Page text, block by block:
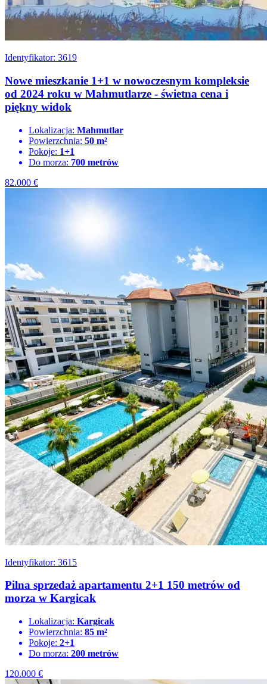
Identyfikator: 3619
Nowe mieszkanie 1+1 w nowoczesnym kompleksie
od 2024 roku w Mahmutlarze - świetna cena i
piękny widok
Lokalizacja: Mahmutlar
Powierzchnia: 50 m²
Pokoje: 1+1
Do morza: 700 metrów
82.000 €
Identyfikator: 3615
Pilna sprzedaż apartamentu 2+1 150 metrów od
morza w Kargicak
Lokalizacja: Kargicak
Powierzchnia: 85 m²
Pokoje: 2+1
Do morza: 200 metrów
120.000 €